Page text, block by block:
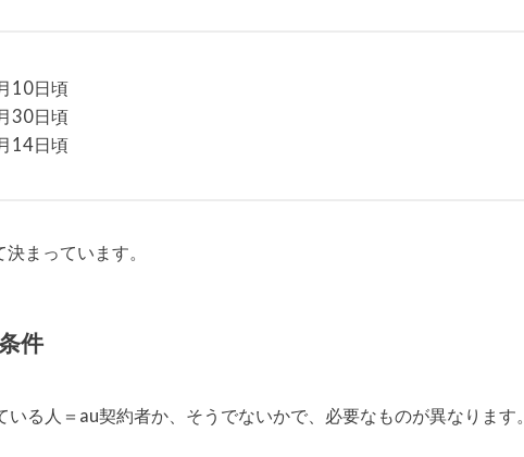
10日頃
30日頃
14日頃
まっています。
件
いる人＝au契約者か、そうでないかで、必要なものが異なります。